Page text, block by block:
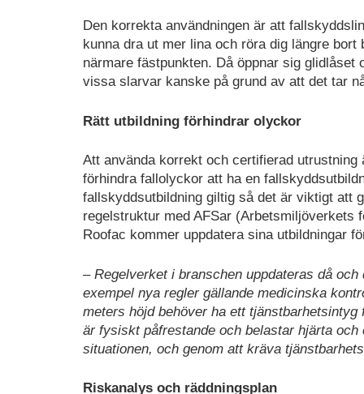
Den korrekta användningen är att
kunna dra ut mer lina och röra dig längre
närmare fästpunkten. Då öppnar sig glidlåset
vissa slarvar kanske på grund av att det tar
Rätt utbildning förhindrar olyckor
Att använda korrekt och certifierad
förhindra fallolyckor att ha en
fallskyddsutbildning giltig så det är viktigt att
regelstruktur med AFSar
Roofac kommer uppdatera sina utbildningar
– Regelverket i branschen uppdateras då
exempel nya regler gällande medicinska
meters höjd behöver ha ett
är fysiskt påfrestande och belastar hjärta
situationen, och genom att kräva
Riskanalys och räddningsplan